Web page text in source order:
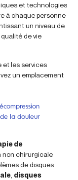
et technologies
à chaque personne
un niveau de
de vie
et les services
un emplacement
la douleur
de
non chirurgicale
de disques
disques